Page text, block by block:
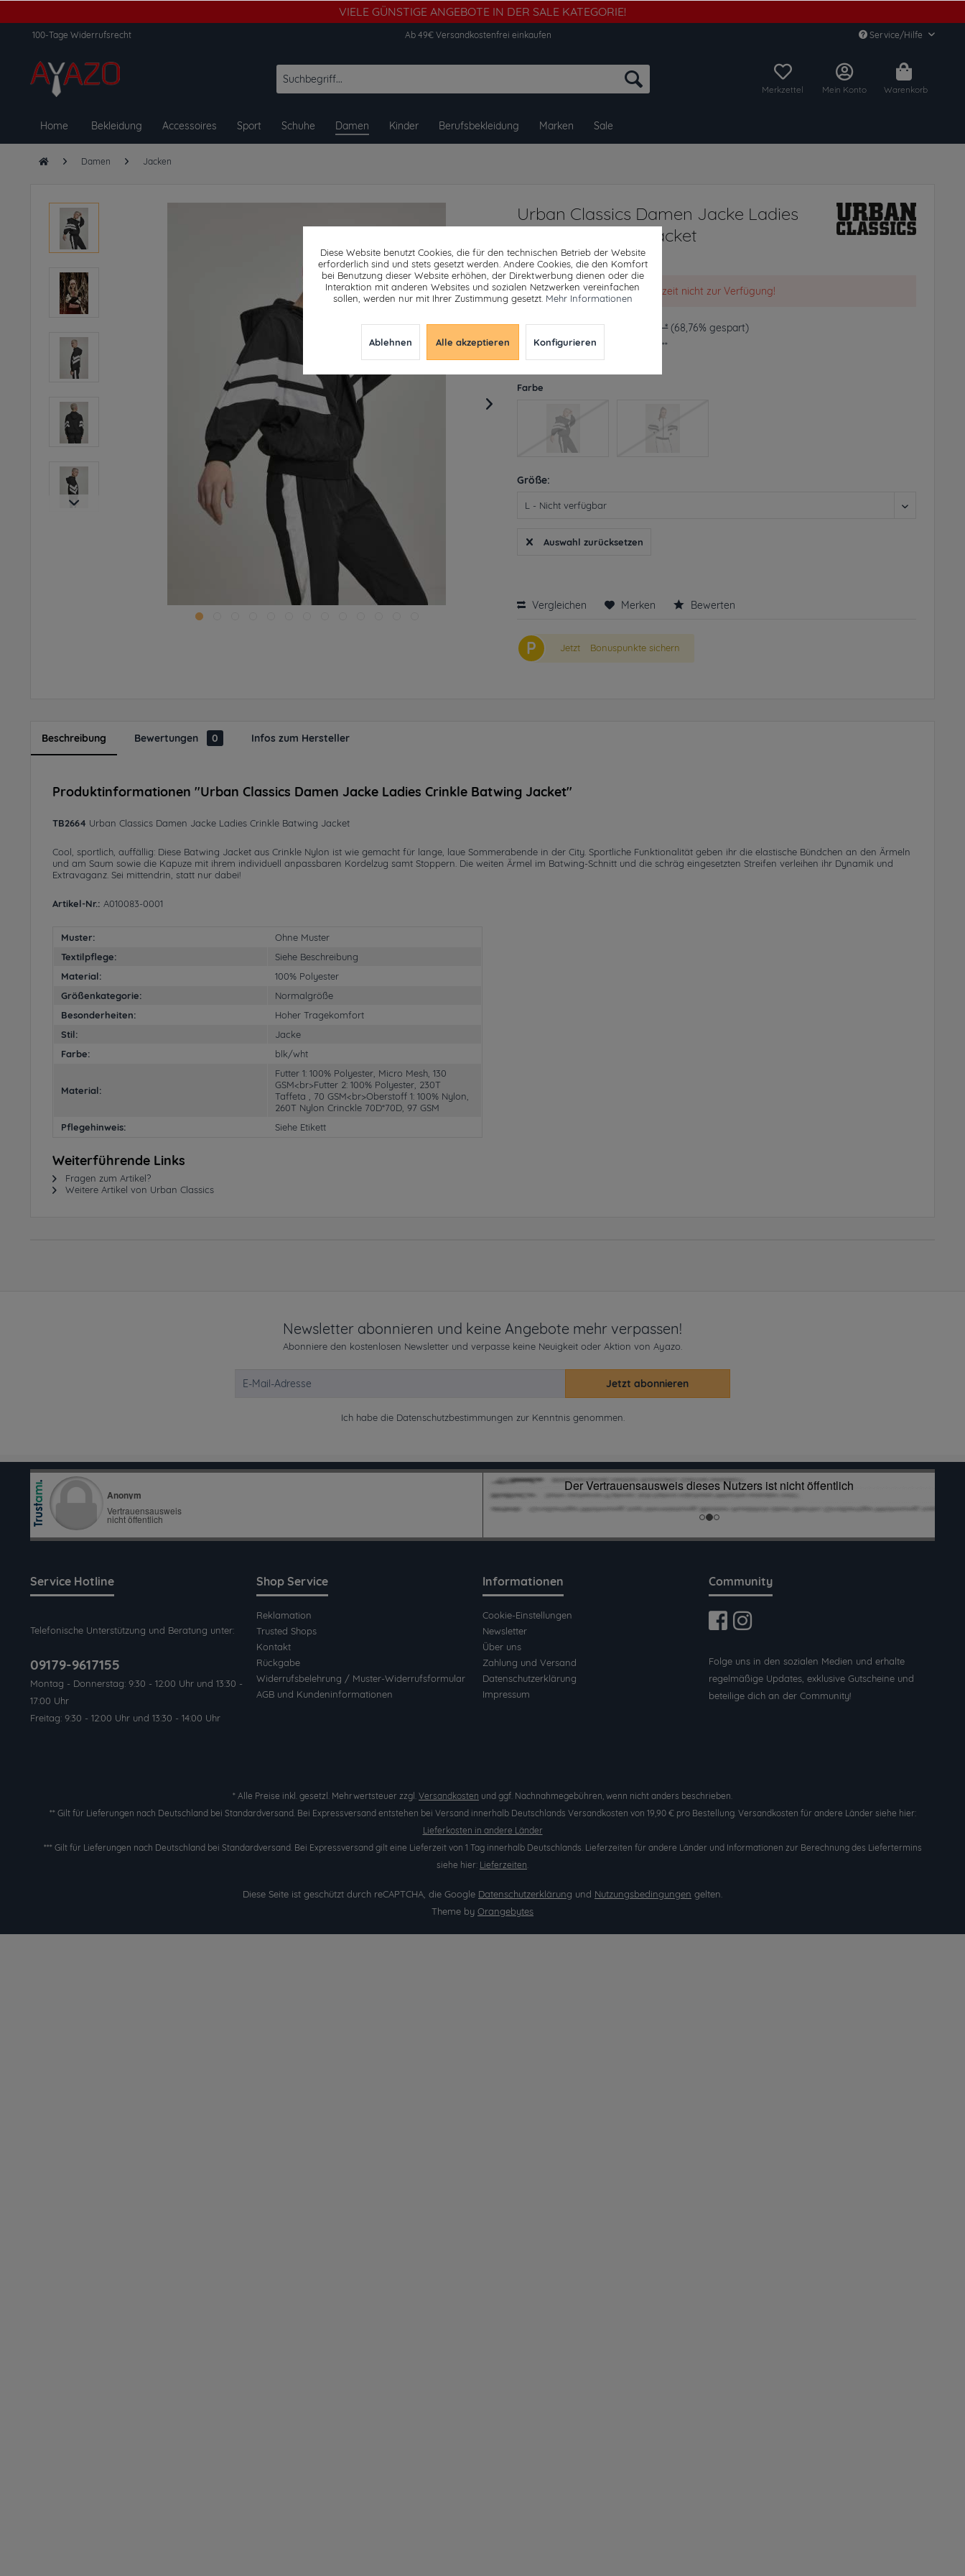
VIELE GÜNSTIGE ANGEBOTE IN DER SALE KATEGORIE!
100-Tage Widerrufsrecht Ab 49€ Versandkostenfrei einkaufen Service/Hilfe
Merkzettel Mein Konto Warenkorb
Home Bekleidung Accessoires Sport Schuhe Damen Kinder Berufsbekleidung Marken Sale
Damen Jacken
Urban Classics Damen Jacke Ladies
Crinkle Batwing Jacket
Dieser Artikel steht derzeit nicht zur Verfügung!
15,59 € * 49,90 € * (68,76% gespart)
inkl. MwSt.ab 49€ versandkostenfrei**
Derzeit leider nicht lieferbar
Farbe
Größe:
Auswahl zurücksetzen
Vergleichen Merken Bewerten
P Jetzt Bonuspunkte sichern
Beschreibung Bewertungen 0 Infos zum Hersteller
Produktinformationen "Urban Classics Damen Jacke Ladies Crinkle Batwing Jacket"
TB2664 Urban Classics Damen Jacke Ladies Crinkle Batwing Jacket
Cool, sportlich, auffällig: Diese Batwing Jacket aus Crinkle Nylon ist wie gemacht für lange, laue Sommerabende in der City. Sportliche Funktionalität geben ihr die elastische Bündchen an den Ärmeln
und am Saum sowie die Kapuze mit ihrem individuell anpassbaren Kordelzug samt Stoppern. Die weiten Ärmel im Batwing-Schnitt und die schräg eingesetzten Streifen verleihen ihr Dynamik und
Extravaganz. Sei mittendrin, statt nur dabei!
Artikel-Nr.: A010083-0001
Muster:
Ohne Muster
Textilpflege:
Siehe Beschreibung
Material:
100% Polyester
Größenkategorie:
Normalgröße
Besonderheiten:
Hoher Tragekomfort
Stil:
Jacke
Farbe:
blk/wht
Material:
Futter 1: 100% Polyester, Micro Mesh, 130
GSM<br>Futter 2: 100% Polyester, 230T
Taffeta , 70 GSM<br>Oberstoff 1: 100% Nylon,
260T Nylon Crinckle 70D*70D, 97 GSM
Pflegehinweis:
Siehe Etikett
Weiterführende Links
Fragen zum Artikel?
Weitere Artikel von Urban Classics
Newsletter abonnieren und keine Angebote mehr verpassen!
Abonniere den kostenlosen Newsletter und verpasse keine Neuigkeit oder Aktion von Ayazo.
Jetzt abonnieren
Ich habe die Datenschutzbestimmungen zur Kenntnis genommen.
Service Hotline
Telefonische Unterstützung und Beratung unter:
09179-9617155
Montag - Donnerstag: 9:30 - 12:00 Uhr und 13:30 -
17:00 Uhr
Freitag: 9:30 - 12:00 Uhr und 13:30 - 14:00 Uhr
Shop Service
Reklamation
Trusted Shops
Kontakt
Rückgabe
Widerrufsbelehrung / Muster-Widerrufsformular
AGB und Kundeninformationen
Informationen
Cookie-Einstellungen
Newsletter
Über uns
Zahlung und Versand
Datenschutzerklärung
Impressum
Community
Folge uns in den sozialen Medien und erhalte
regelmäßige Updates, exklusive Gutscheine und
beteilige dich an der Community!
* Alle Preise inkl. gesetzl. Mehrwertsteuer zzgl. Versandkosten und ggf. Nachnahmegebühren, wenn nicht anders beschrieben.
** Gilt für Lieferungen nach Deutschland bei Standardversand. Bei Expressversand entstehen bei Versand innerhalb Deutschlands Versandkosten von 19,90 € pro Bestellung. Versandkosten für andere Länder siehe hier:
Lieferkosten in andere Länder
*** Gilt für Lieferungen nach Deutschland bei Standardversand. Bei Expressversand gilt eine Lieferzeit von 1 Tag innerhalb Deutschlands. Lieferzeiten für andere Länder und Informationen zur Berechnung des Liefertermins
siehe hier: Lieferzeiten.
Diese Seite ist geschützt durch reCAPTCHA, die Google Datenschutzerklärung und Nutzungsbedingungen gelten.
Theme by Orangebytes
Diese Website benutzt Cookies, die für den technischen Betrieb der Website
erforderlich sind und stets gesetzt werden. Andere Cookies, die den Komfort
bei Benutzung dieser Website erhöhen, der Direktwerbung dienen oder die
Interaktion mit anderen Websites und sozialen Netzwerken vereinfachen
sollen, werden nur mit Ihrer Zustimmung gesetzt. Mehr Informationen
Ablehnen Alle akzeptieren Konfigurieren